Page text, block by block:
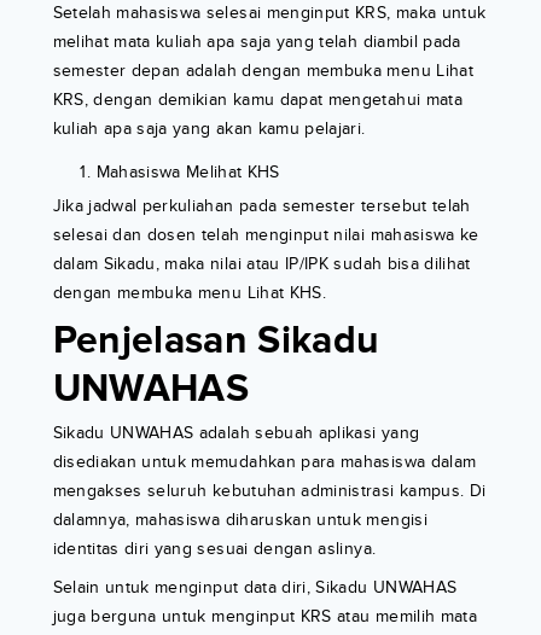
Setelah mahasiswa selesai menginput KRS, maka untuk
melihat mata kuliah apa saja yang telah diambil pada
semester depan adalah dengan membuka menu Lihat
KRS, dengan demikian kamu dapat mengetahui mata
kuliah apa saja yang akan kamu pelajari.
Mahasiswa Melihat KHS
Jika jadwal perkuliahan pada semester tersebut telah
selesai dan dosen telah menginput nilai mahasiswa ke
dalam Sikadu, maka nilai atau IP/IPK sudah bisa dilihat
dengan membuka menu Lihat KHS.
Penjelasan Sikadu
UNWAHAS
Sikadu UNWAHAS adalah sebuah aplikasi yang
disediakan untuk memudahkan para mahasiswa dalam
mengakses seluruh kebutuhan administrasi kampus. Di
dalamnya, mahasiswa diharuskan untuk mengisi
identitas diri yang sesuai dengan aslinya.
Selain untuk menginput data diri, Sikadu UNWAHAS
juga berguna untuk menginput KRS atau memilih mata